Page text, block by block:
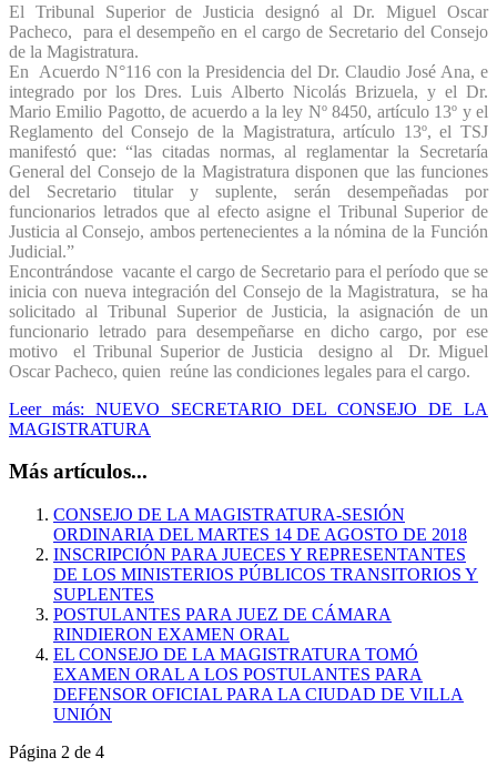
El Tribunal Superior de Justicia designó al Dr. Miguel Oscar
Pacheco, para el desempeño en el cargo de Secretario del Consejo
de la Magistratura.
En Acuerdo N°116 con la Presidencia del Dr. Claudio José Ana, e
integrado por los Dres. Luis Alberto Nicolás Brizuela, y el Dr.
Mario Emilio Pagotto, de acuerdo a la ley Nº 8450, artículo 13º y el
Reglamento del Consejo de la Magistratura, artículo 13º, el TSJ
manifestó que: “las citadas normas, al reglamentar la Secretaría
General del Consejo de la Magistratura disponen que las funciones
del Secretario titular y suplente, serán desempeñadas por
funcionarios letrados que al efecto asigne el Tribunal Superior de
Justicia al Consejo, ambos pertenecientes a la nómina de la Función
Judicial.”
Encontrándose vacante el cargo de Secretario para el período que se
inicia con nueva integración del Consejo de la Magistratura, se ha
solicitado al Tribunal Superior de Justicia, la asignación de un
funcionario letrado para desempeñarse en dicho cargo, por ese
motivo el Tribunal Superior de Justicia designo al Dr. Miguel
Oscar Pacheco, quien reúne las condiciones legales para el cargo.
Leer más: NUEVO SECRETARIO DEL CONSEJO DE LA
MAGISTRATURA
Más artículos...
CONSEJO DE LA MAGISTRATURA-SESIÓN
ORDINARIA DEL MARTES 14 DE AGOSTO DE 2018
INSCRIPCIÓN PARA JUECES Y REPRESENTANTES
DE LOS MINISTERIOS PÚBLICOS TRANSITORIOS Y
SUPLENTES
POSTULANTES PARA JUEZ DE CÁMARA
RINDIERON EXAMEN ORAL
EL CONSEJO DE LA MAGISTRATURA TOMÓ
EXAMEN ORAL A LOS POSTULANTES PARA
DEFENSOR OFICIAL PARA LA CIUDAD DE VILLA
UNIÓN
Página 2 de 4